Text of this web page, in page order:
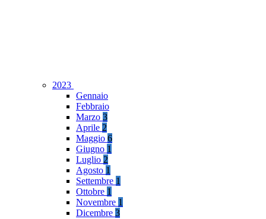
2023
Gennaio
Febbraio
Marzo 3
Aprile 2
Maggio 6
Giugno 1
Luglio 2
Agosto 1
Settembre 1
Ottobre 1
Novembre 1
Dicembre 3